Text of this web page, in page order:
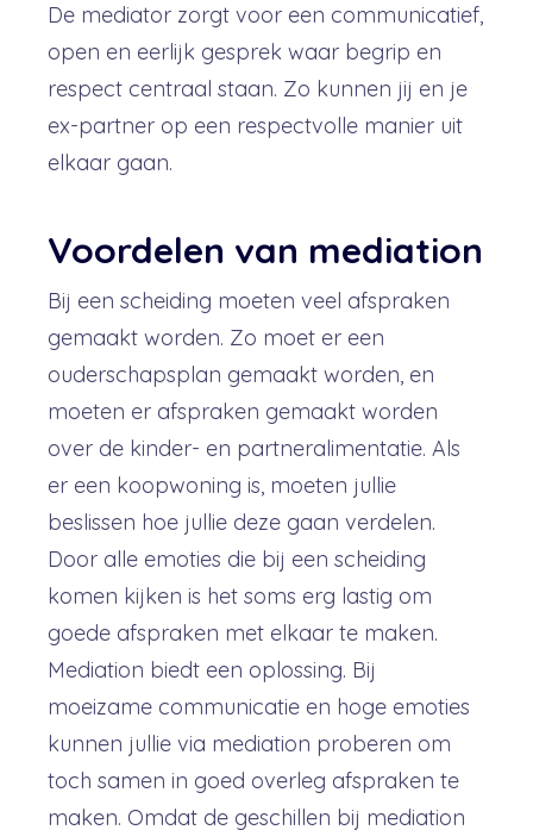
De mediator zorgt voor een communicatief,
open en eerlijk gesprek waar begrip en
respect centraal staan. Zo kunnen jij en je
ex-partner op een respectvolle manier uit
elkaar gaan.
Voordelen van mediation
Bij een scheiding moeten veel afspraken
gemaakt worden. Zo moet er een
ouderschapsplan gemaakt worden, en
moeten er afspraken gemaakt worden
over de kinder- en partneralimentatie. Als
er een koopwoning is, moeten jullie
beslissen hoe jullie deze gaan verdelen.
Door alle emoties die bij een scheiding
komen kijken is het soms erg lastig om
goede afspraken met elkaar te maken.
Mediation biedt een oplossing. Bij
moeizame communicatie en hoge emoties
kunnen jullie via mediation proberen om
toch samen in goed overleg afspraken te
maken. Omdat de geschillen bij mediation